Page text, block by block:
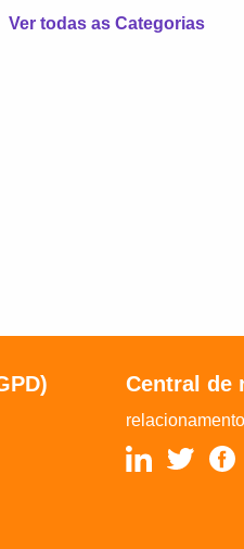
Ver todas as Categorias
Central de